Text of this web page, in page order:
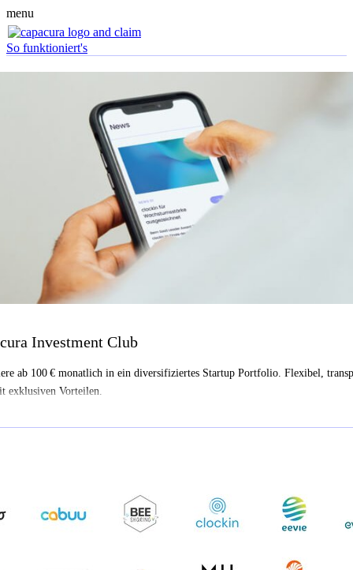
menu
So funktioniert's
Investment Club
ab 100 € monatlich in ein diversifiziertes Startup Portfolio. Flexibel,
exklusiven Vorteilen.